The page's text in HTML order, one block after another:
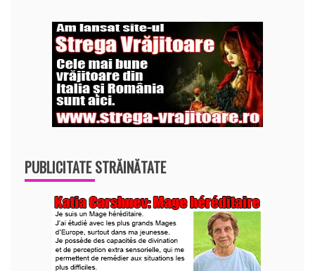
PUBLICITATE STRĂINĂTATE